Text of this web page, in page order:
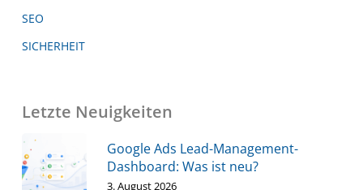
SEO
SICHERHEIT
Letzte Neuigkeiten
Google Ads Lead-Management-
Dashboard: Was ist neu?
3. August 2026